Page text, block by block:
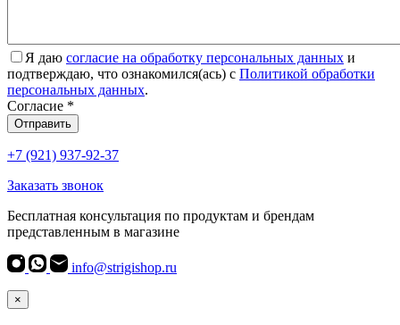
Я даю согласие на обработку персональных данных и
подтверждаю, что ознакомился(ась) с Политикой обработки
персональных данных.
Согласие *
Отправить
+7 (921) 937-92-37
Заказать звонок
Бесплатная консультация по продуктам и брендам
представленным в магазине
info@strigishop.ru
×